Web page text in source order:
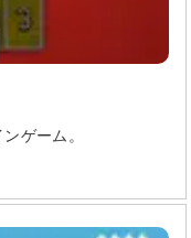
ゲーム。